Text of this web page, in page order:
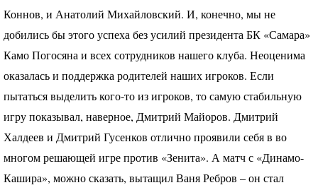
Коннов, и Анатолий Михайловский. И, конечно, мы не
добились бы этого успеха без усилий президента БК «Самара»
Камо Погосяна и всех сотрудников нашего клуба. Неоценима
оказалась и поддержка родителей наших игроков. Если
пытаться выделить кого-то из игроков, то самую стабильную
игру показывал, наверное, Дмитрий Майоров. Дмитрий
Халдеев и Дмитрий Гусенков отлично проявили себя в во
многом решающей игре против «Зенита». А матч с «Динамо-
Кашира», можно сказать, вытащил Ваня Ребров – он стал